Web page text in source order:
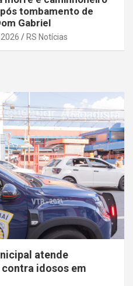
tombamento de
Gabriel
RS Notícias
atende
idosos em